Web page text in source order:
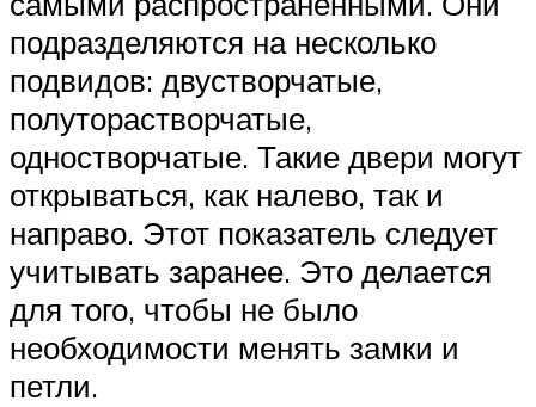
подразделяются на несколько
подвидов: двустворчатые,
полуторастворчатые,
одностворчатые. Такие двери могут
открываться, как налево, так и
направо. Этот показатель следует
учитывать заранее. Это делается
для того, чтобы не было
необходимости менять замки и
петли.